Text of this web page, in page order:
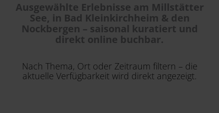
Erleben
Inspirieren
Ausgewählte Erlebnisse am Millstätter
See, in Bad Kleinkirchheim & den
Nockbergen – saisonal kuratiert und
direkt online buchbar.
Nach Thema, Ort oder Zeitraum filtern – die
aktuelle Verfügbarkeit wird direkt angezeigt.